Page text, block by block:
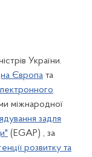
України.
Європа та
міжнародної
задля
(EGAP) , за
розвитку та